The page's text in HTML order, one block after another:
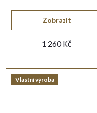
1 260 Kč
Zobrazit
Vlastní výroba